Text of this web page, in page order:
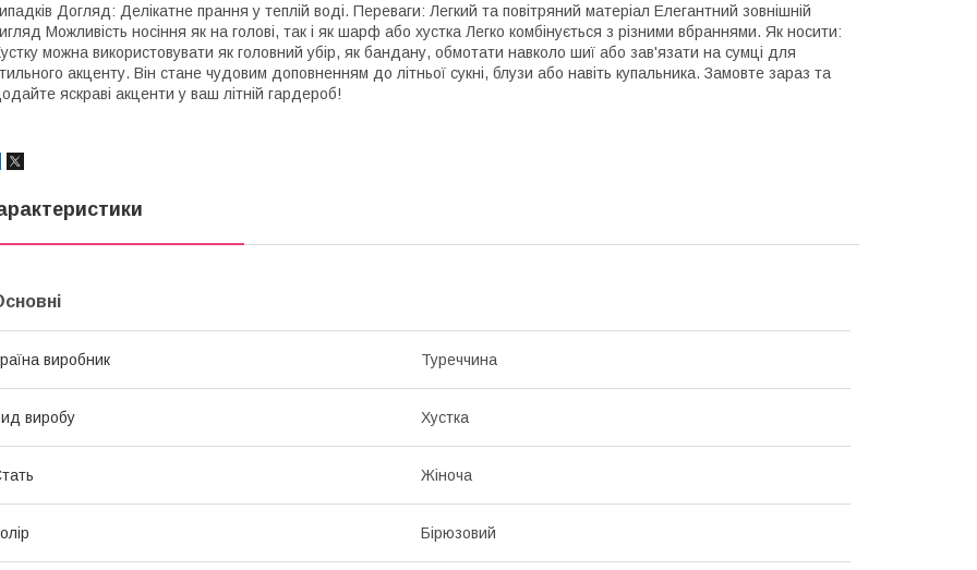
Догляд: Делікатне прання у теплій воді. Переваги: Легкий та повітряний матеріал Елегантний зовнішній
Можливість носіння як на голові, так і як шарф або хустка Легко комбінується з різними вбраннями. Як носити:
можна використовувати як головний убір, як бандану, обмотати навколо шиї або зав'язати на сумці для
акценту. Він стане чудовим доповненням до літньої сукні, блузи або навіть купальника. Замовте зараз та
яскраві акценти у ваш літній гардероб!
виробник Туреччина
виробу Хустка
Жіноча
Бірюзовий